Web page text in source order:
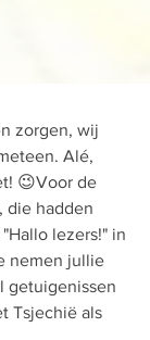
zorgen, wij
Alé,
😉Voor de
die hadden
lezers!" in
nemen jullie
getuigenissen
Tsjechië als